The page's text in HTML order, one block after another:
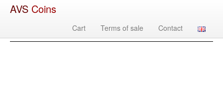
AVS Coins
Cart Terms of sale Contact
Country Denomination Year